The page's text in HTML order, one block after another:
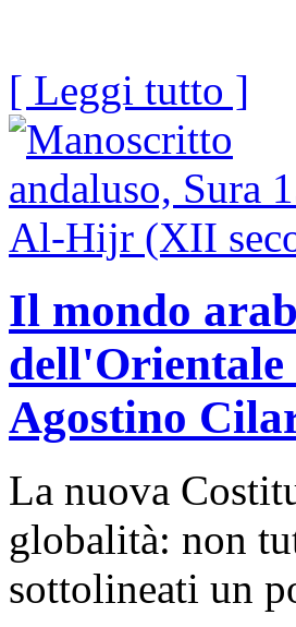
[ Leggi tutto ]
Il mondo
dell'Orientale
Agostino
La nuova
globalità: non
sottolineati un